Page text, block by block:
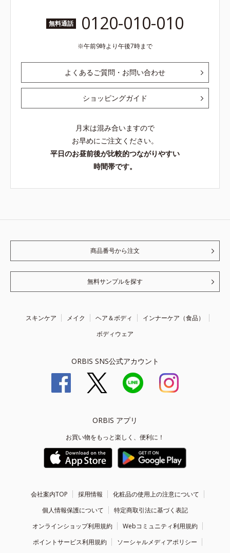
無料通話 0120-010-010
午前9時より午後7時まで
よくあるご質問・お問い合わせ
ショッピングガイド
月末は混み合いますので
お早めにご注文ください。
平日のお昼前後が比較的つながりやすい
時間帯です。
商品番号から注文
無料サンプルを探す
スキンケア メイク ヘア＆ボディ
インナーケア（食品）
ボディウェア
ORBIS SNS公式アカウント
ORBIS アプリ
お買い物をもっと楽しく、便利に！
会社案内TOP 採用情報
化粧品の使用上の注意について
個人情報保護について
特定商取引法に基づく表記
オンラインショップ利用規約
Webコミュニティ利用規約
ポイントサービス利用規約
ソーシャルメディアポリシー